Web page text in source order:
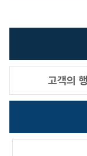
고객의